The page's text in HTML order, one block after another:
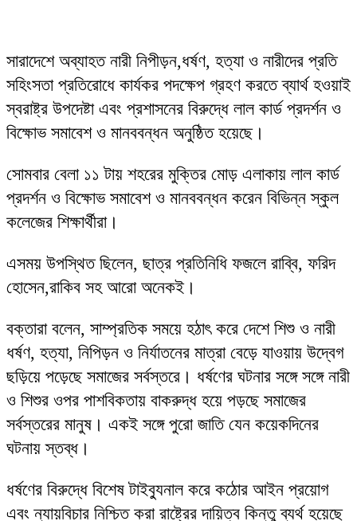
সারাদেশে অব্যাহত নারী নিপীড়ন,ধর্ষণ, হত্যা ও নারীদের প্রতি
সহিংসতা প্রতিরোধে কার্যকর পদক্ষেপ গ্রহণ করতে ব্যার্থ হওয়াই
স্বরাষ্ট্র উপদেষ্টা এবং প্রশাসনের বিরুদ্ধে লাল কার্ড প্রদর্শন ও
বিক্ষোভ সমাবেশ ও মানববন্ধন অনুষ্ঠিত হয়েছে।
সোমবার বেলা ১১ টায় শহরের মুক্তির মোড় এলাকায় লাল কার্ড
প্রদর্শন ও বিক্ষোভ সমাবেশ ও মানববন্ধন করেন বিভিন্ন স্কুল
কলেজের শিক্ষার্থীরা।
এসময় উপস্থিত ছিলেন, ছাত্র প্রতিনিধি ফজলে রাব্বি, ফরিদ
হোসেন,রাকিব সহ আরো অনেকই।
বক্তারা বলেন, সাম্প্রতিক সময়ে হঠাৎ করে দেশে শিশু ও নারী
ধর্ষণ, হত্যা, নিপিড়ন ও নির্যাতনের মাত্রা বেড়ে যাওয়ায় উদ্বেগ
ছড়িয়ে পড়েছে সমাজের সর্বস্তরে। ধর্ষণের ঘটনার সঙ্গে সঙ্গে নারী
ও শিশুর ওপর পাশবিকতায় বাকরুদ্ধ হয়ে পড়ছে সমাজের
সর্বস্তরের মানুষ। একই সঙ্গে পুরো জাতি যেন কয়েকদিনের
ঘটনায় স্তব্ধ।
ধর্ষণের বিরুদ্ধে বিশেষ টাইব্যুনাল করে কঠোর আইন প্রয়োগ
এবং ন্যায়বিচার নিশ্চিত করা রাষ্ট্রের দায়িত্ব কিন্তু ব্যর্থ হয়েছে